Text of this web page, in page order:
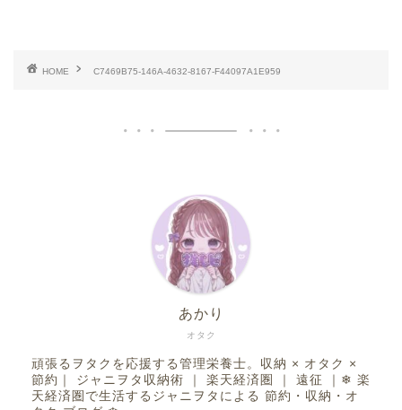
HOME C7469B75-146A-4632-8167-F44097A1E959
オタク
あかり
頑張るヲタクを応援する管理栄養士。収納 × オタク ×
節約｜ ジャニヲタ収納術 ｜ 楽天経済圏 ｜ 遠征 ｜❄︎ 楽
天経済圏で生活するジャニヲタによる 節約・収納・オ